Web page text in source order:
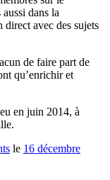
dans la
direct avec des sujets
de faire part de
qu’enrichir et
en juin 2014, à
le 16 décembre